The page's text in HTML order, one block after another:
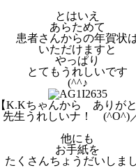
とはいえ
あらためて
患者さんからの年賀状
いただけますと
やっぱり
とてもうれしいです
(^^♪
【K.Kちゃんから ありがと
先生うれしいナ！ (^O^)
他にも
お手紙を
たくさんちょうだいしま